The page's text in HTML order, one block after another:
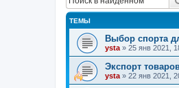
ТЕМЫ
Выбор спорта
ysta » 25 янв 2021,
Экспорт
ysta » 22 янв 2021,